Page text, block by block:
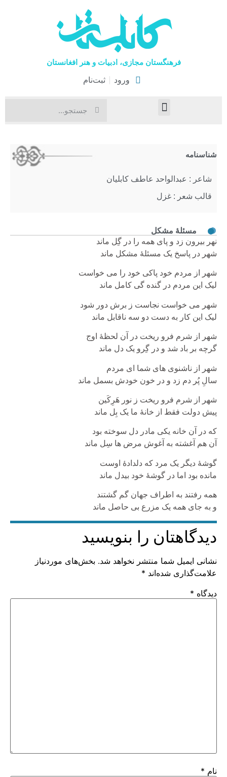
فرهنگستان مجازی، ادبیات و هنر افغانستان
ورود ثبت‌نام
مسئلۀ مشکل
نهر بیرون زد و پای همه را در گِل ماند
شهر در پاسخ یک مسئلۀ مشکل ماند
شهر از مردم خود پاکی خود را می خواست
لیک این مردم در گنده گی کامل ماند
شهر می خواست نجاست ز برش دور شود
لیک این کار به دست دو سه ناقابل ماند
شهر از شرم فرو ریخت در آن لحظۀ اوج
گرچه بر باد شد و در گِرو یک دل ماند
شهر از ناشنوی های شما ای مردم
سالِ پُر دم زد و در خون خودش بسمل ماند
شهر از شرم فرو ریخت ز نور هَرِکَین
پیش دولت فقط از خانۀ ما یک بِل ماند
که در آن خانه یکی مادر دل سوخته بود
آن هم آغشته به آغوش مرض ها سِل ماند
گوشۀ دیگر یک مرد که دلدادۀ اوست
مانده بود اما در گوشۀ خود بیدل ماند
همه رفتند به اطراف جهان گم گشتند
و به جای همه یک مزرع بی حاصل ماند
دیدگاهتان را بنویسید
نشانی ایمیل شما منتشر نخواهد شد. بخش‌های موردنیاز
علامت‌گذاری شده‌اند *
دیدگاه *
نام *
شناسنامه
شاعر : عبدالواحد عاطف کابلیان
قالب شعر : غزل